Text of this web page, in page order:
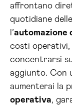
affrontano
quotidiane
l’automazione
costi operativi,
concentrarsi
aggiunto. Con
aumenterai la
operativa,